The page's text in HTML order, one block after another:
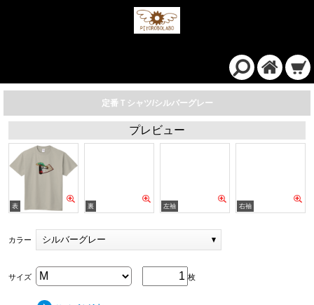
定番Ｔシャツ/シルバーグレー
プレビュー
カラー シルバーグレー
枚
サイズ